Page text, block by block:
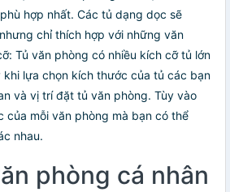
hợp nhất. Các tủ dạng dọc sẽ
chỉ thích hợp với những văn
Tủ văn phòng có nhiều kích cỡ tủ lớn
khi lựa chọn kích thước của tủ các bạn
và vị trí đặt tủ văn phòng. Tùy vào
của mỗi văn phòng mà bạn có thể
nhau.
phòng cá nhân